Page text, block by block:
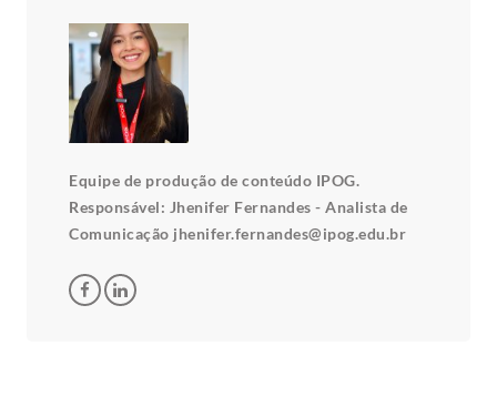
Equipe de produção de conteúdo IPOG.
Responsável: Jhenifer Fernandes - Analista de
Comunicação jhenifer.fernandes@ipog.edu.br